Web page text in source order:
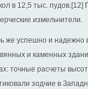
в 12,5 тыс. пудов.[12]
измельчители.
же успешно и надежно
и каменных
точные расчеты
зодчие в